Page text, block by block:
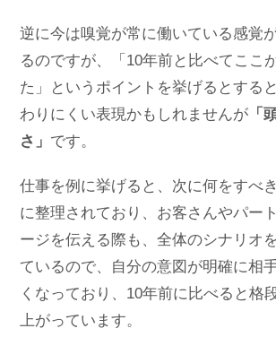
逆に今は嗅覚が常に働いている感覚
るのですが、「10年前と比べてここ
た」というポイントを挙げるとする
わりにくい表現かもしれませんが 「
さ」 です。
仕事を例に挙げると、次に何をすべ
に整理されており、お客さんやパー
ージを伝える際も、全体のシナリオ
ているので、自分の意図が明確に相
くなっており、10年前に比べると格
上がっています。